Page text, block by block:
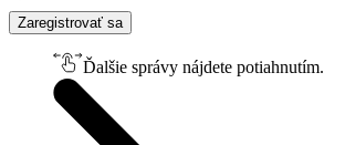
Zaregistrovať sa
Ďalšie správy nájdete potiahnutím.